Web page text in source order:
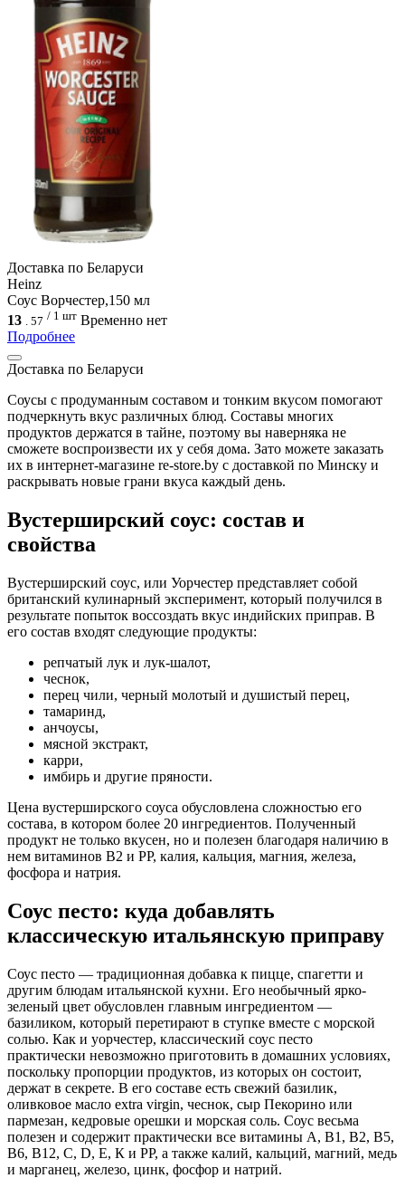
Доcтавка по Беларуси
Heinz
Соус Ворчестер,150 мл
13 . 57 / 1 шт Временно нет
Подробнее
Доcтавка по Беларуси
Соусы с продуманным составом и тонким вкусом помогают
подчеркнуть вкус различных блюд. Составы многих
продуктов держатся в тайне, поэтому вы наверняка не
сможете воспроизвести их у себя дома. Зато можете заказать
их в интернет-магазине re-store.by с доставкой по Минску и
раскрывать новые грани вкуса каждый день.
Вустерширский соус: состав и
свойства
Вустерширский соус, или Уорчестер представляет собой
британский кулинарный эксперимент, который получился в
результате попыток воссоздать вкус индийских приправ. В
его состав входят следующие продукты:
репчатый лук и лук-шалот,
чеснок,
перец чили, черный молотый и душистый перец,
тамаринд,
анчоусы,
мясной экстракт,
карри,
имбирь и другие пряности.
Цена вустерширского соуса обусловлена сложностью его
состава, в котором более 20 ингредиентов. Полученный
продукт не только вкусен, но и полезен благодаря наличию в
нем витаминов В2 и РР, калия, кальция, магния, железа,
фосфора и натрия.
Соус песто: куда добавлять
классическую итальянскую приправу
Соус песто — традиционная добавка к пицце, спагетти и
другим блюдам итальянской кухни. Его необычный ярко-
зеленый цвет обусловлен главным ингредиентом —
базиликом, который перетирают в ступке вместе с морской
солью. Как и уорчестер, классический соус песто
практически невозможно приготовить в домашних условиях,
поскольку пропорции продуктов, из которых он состоит,
держат в секрете. В его составе есть свежий базилик,
оливковое масло extra virgin, чеснок, сыр Пекорино или
пармезан, кедровые орешки и морская соль. Соус весьма
полезен и содержит практически все витамины А, В1, В2, В5,
В6, В12, С, D, Е, К и РР, а также калий, кальций, магний, медь
и марганец, железо, цинк, фосфор и натрий.